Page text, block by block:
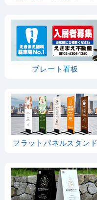
プレート看板
フラットパネルスタンド